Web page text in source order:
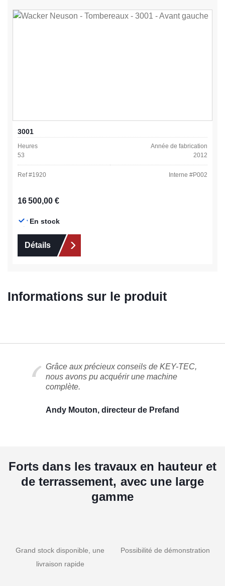
3001
Heures
53
Année de fabrication
2012
Ref #1920 Interne #P002
Prix régulier :
16 500,00 €
En stock
Détails
Informations sur le produit
Grâce aux précieux conseils de KEY-TEC,
nous avons pu acquérir une machine
complète.
Andy Mouton, directeur de Prefand
Forts dans les travaux en hauteur et
de terrassement, avec une large
gamme
Grand stock disponible, une
livraison rapide
Possibilité de démonstration